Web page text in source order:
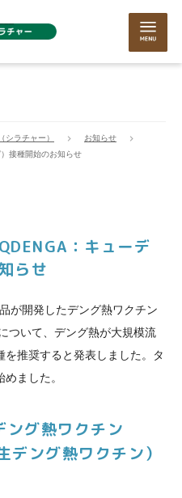
ラチャー）
お知らせ
接種開始のお知らせ
：キューデ
らせ
が開発したデング熱ワクチン
ついて、デング熱が大規模流
推奨すると発表しました。タ
ました。
ング熱ワクチン
デング熱ワクチン）